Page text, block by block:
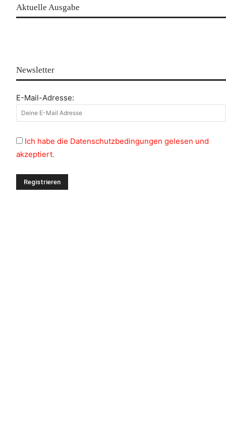
Aktuelle Ausgabe
Newsletter
E-Mail-Adresse:
Ich habe die Datenschutzbedingungen gelesen und
akzeptiert.